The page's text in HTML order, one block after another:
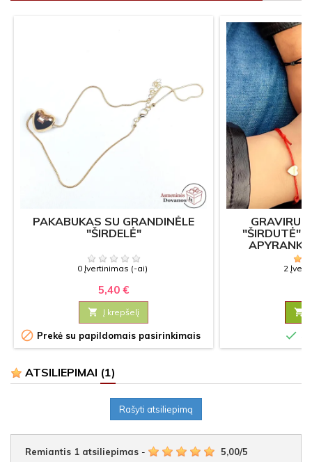
PAKABUKAS SU GRANDINĖLE
"ŠIRDELĖ"
0 Įvertinimas (-ai)
5,40 €
 Į krepšelį
 Prekė su papildomais pasirinkimais
"ŠIRDUTĖ" –
2


ATSILIEPIMAI (1)
Rašyti atsiliepimą
Remiantis 1 atsiliepimas - 5,00/5